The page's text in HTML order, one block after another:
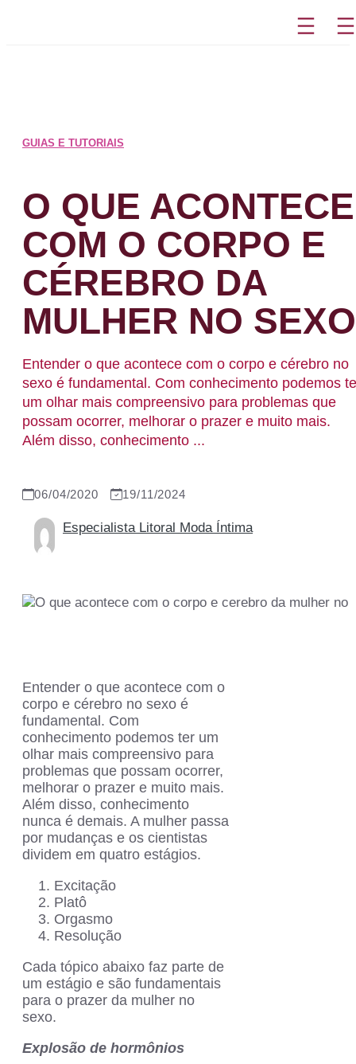
GUIAS E TUTORIAIS
O QUE ACONTECE
COM O CORPO E
CÉREBRO DA
MULHER NO SEXO
Entender o que acontece com o corpo e cérebro no
sexo é fundamental. Com conhecimento podemos
um olhar mais compreensivo para problemas que
possam ocorrer, melhorar o prazer e muito mais.
Além disso, conhecimento ...
06/04/2020 19/11/2024
Especialista Litoral Moda Íntima
Entender o que acontece com o
corpo e cérebro no sexo é
fundamental. Com
conhecimento podemos ter um
olhar mais compreensivo para
problemas que possam ocorrer,
melhorar o prazer e muito mais.
Além disso, conhecimento
nunca é demais. A mulher passa
por mudanças e os cientistas
dividem em quatro estágios.
Excitação
Platô
Orgasmo
Resolução
Cada tópico abaixo faz parte de
um estágio e são fundamentais
para o prazer da mulher no
sexo.
Explosão de hormônios